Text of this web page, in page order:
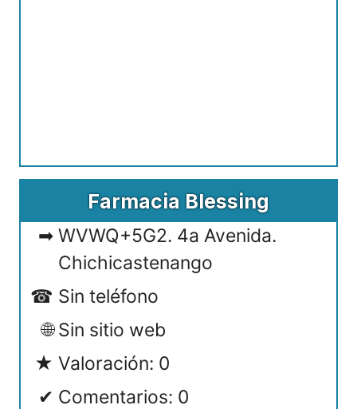
Farmacia Blessing
WVWQ+5G2. 4a Avenida.
Chichicastenango
Sin teléfono
Sin sitio web
Valoración: 0
Comentarios: 0